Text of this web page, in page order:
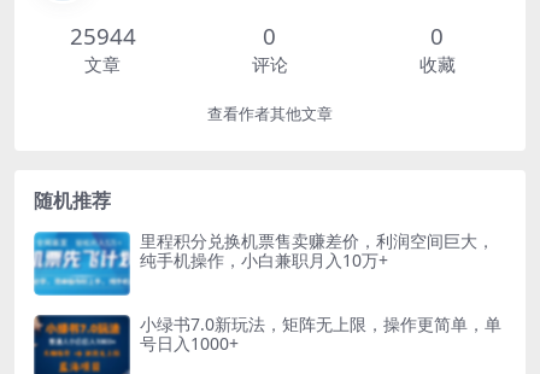
25944
文章
0
评论
0
收藏
查看作者其他文章
随机推荐
里程积分兑换机票售卖赚差价，利润空间巨大，
纯手机操作，小白兼职月入10万+
小绿书7.0新玩法，矩阵无上限，操作更简单，单
号日入1000+